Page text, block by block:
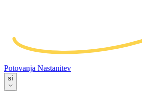
Potovanja Nastanitev
si